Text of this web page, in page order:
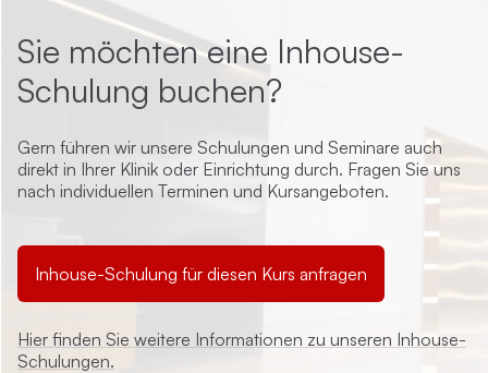
Sie möchten eine Inhouse-
Schulung buchen?
Gern führen wir unsere Schulungen und Seminare auch
direkt in Ihrer Klinik oder Einrichtung durch. Fragen Sie uns
nach individuellen Terminen und Kursangeboten.
Inhouse-Schulung für diesen Kurs anfragen
Hier finden Sie weitere Informationen zu unseren Inhouse-
Schulungen.